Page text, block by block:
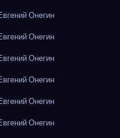
Онегин
Онегин
Онегин
Онегин
Онегин
Онегин